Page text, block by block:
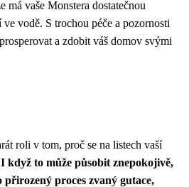
má vaše Monstera dostatečnou
vodě. S trochou péče a pozornosti
a zdobit váš domov svými
roli v tom, proč se na listech vaší
I když to může působit znepokojivě,
přirozený proces zvaný gutace,